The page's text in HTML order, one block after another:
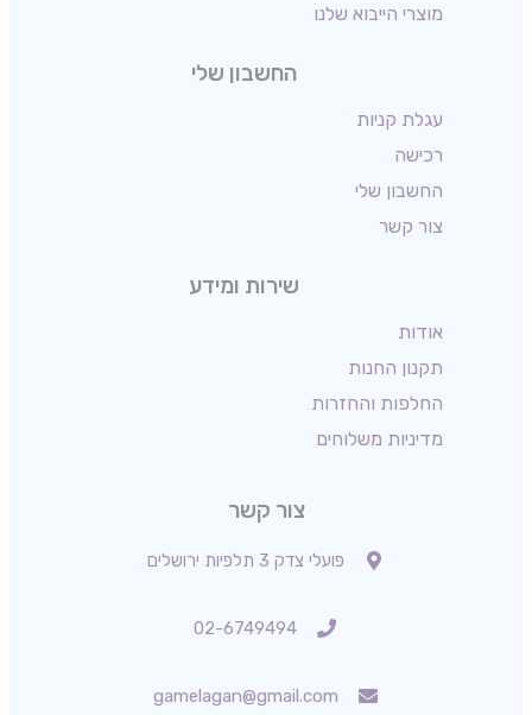
מוצרי הייבוא שלנו
החשבון שלי
עגלת קניות
רכישה
החשבון שלי
צור קשר
שירות ומידע
אודות
תקנון החנות
החלפות והחזרות
מדיניות משלוחים
צור קשר
פועלי צדק 3 תלפיות ירושלים
02-6749494
gamelagan@gmail.com